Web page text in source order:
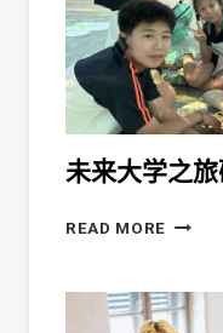
未来大学之旅
READ MORE